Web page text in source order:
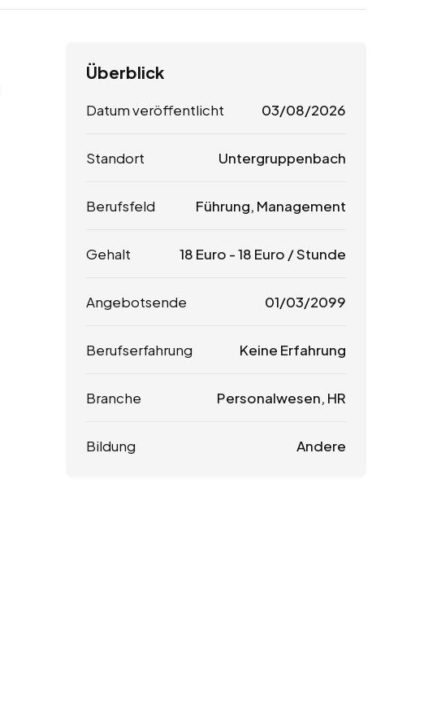
Überblick
Datum veröffentlicht 03/08/2026
Standort Untergruppenbach
Berufsfeld Führung, Management
Gehalt 18 Euro -18 Euro / Stunde
Angebotsende 01/03/2099
Berufserfahrung Keine Erfahrung
Branche Personalwesen, HR
Bildung Andere